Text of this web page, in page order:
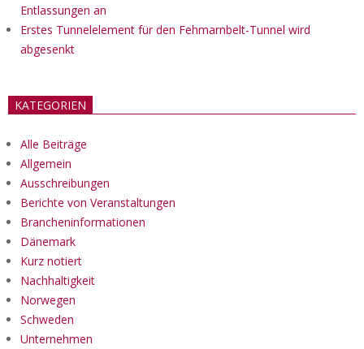
Entlassungen an
Erstes Tunnelelement für den Fehmarnbelt-Tunnel wird
abgesenkt
KATEGORIEN
Alle Beiträge
Allgemein
Ausschreibungen
Berichte von Veranstaltungen
Brancheninformationen
Dänemark
Kurz notiert
Nachhaltigkeit
Norwegen
Schweden
Unternehmen